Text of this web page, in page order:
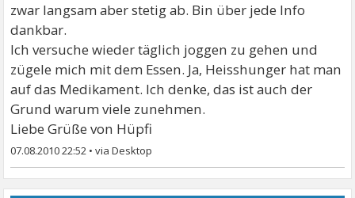
zwar langsam aber stetig ab. Bin über jede Info
dankbar.
Ich versuche wieder täglich joggen zu gehen und
zügele mich mit dem Essen. Ja, Heisshunger hat man
auf das Medikament. Ich denke, das ist auch der
Grund warum viele zunehmen.
Liebe Grüße von Hüpfi
07.08.2010 22:52 •